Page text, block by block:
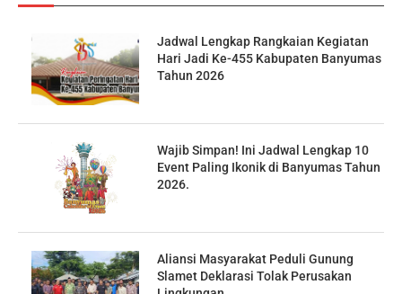
Jadwal Lengkap Rangkaian Kegiatan
Hari Jadi Ke-455 Kabupaten Banyumas
Tahun 2026
Wajib Simpan! Ini Jadwal Lengkap 10
Event Paling Ikonik di Banyumas Tahun
2026.
Aliansi Masyarakat Peduli Gunung
Slamet Deklarasi Tolak Perusakan